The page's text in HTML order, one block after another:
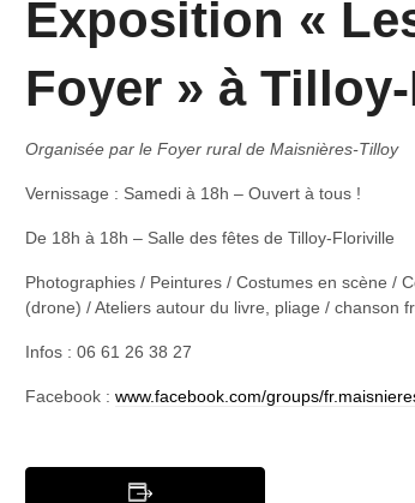
Exposition «
Foyer » à
Organisée par le Foyer rural de Maisnières-Tilloy
Vernissage : Samedi à 18h – Ouvert à tous !
De 18h à 18h – Salle des fêtes de Tilloy-Floriville
Photographies / Peintures / Costumes en scène /
(drone) / Ateliers autour du livre, pliage / chanson
Infos : 06 61 26 38 27
Facebook : www.facebook.com/groups/